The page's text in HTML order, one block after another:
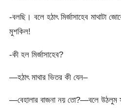
-বলছি। বলে হঠাৎ মির্জাসাহেব মাথাটা
মুশকিল!
-কী হল মির্জাসাহেব?
—হঠাৎ মাথার ভিতর কী যেন–
—বেহালার বাজনা নয় তো?—বলে উঠলুম